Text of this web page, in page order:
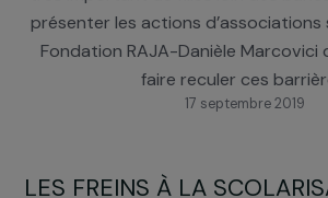
rappeler les obstacles qui
très important de filles loin des
présenter les actions
Fondation RAJA-Danièle